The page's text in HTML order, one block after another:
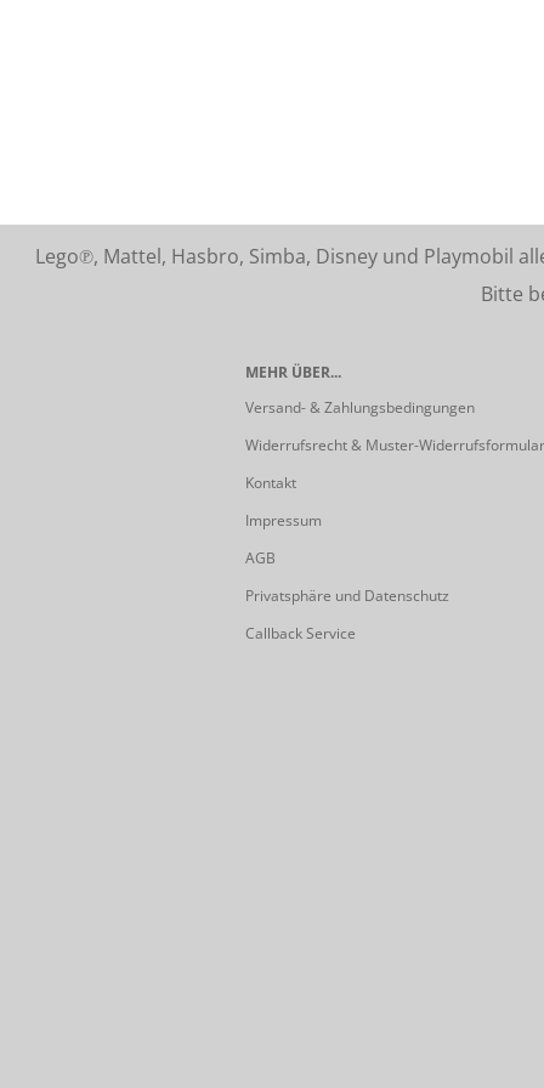
Lego℗, Mattel, Hasbro, Simba, Disney und Playmobil
Bitte
MEHR ÜBER...
Versand- & Zahlungsbedingungen
Widerrufsrecht & Muster-Widerrufsformular
Kontakt
Impressum
AGB
Privatsphäre und Datenschutz
Callback Service